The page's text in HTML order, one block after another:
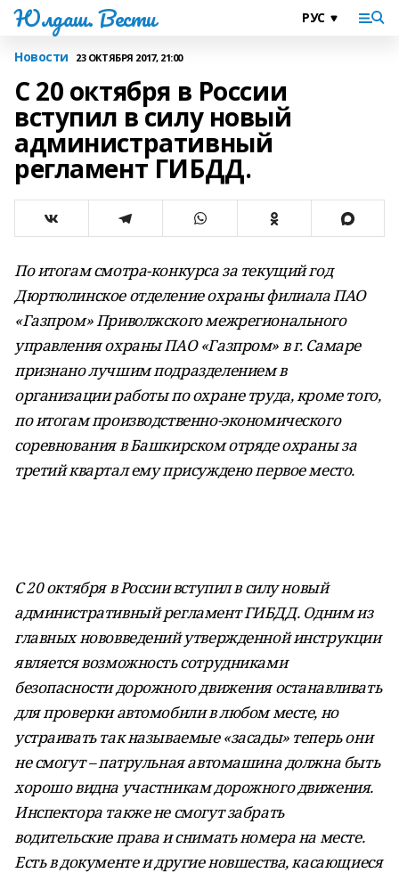
Юлдаш. Вести
Новости 23 ОКТЯБРЯ 2017, 21:00
С 20 октября в России
вступил в силу новый
административный
регламент ГИБДД.
По итогам смотра-конкурса за текущий год
Дюртюлинское отделение охраны филиала ПАО
«Газпром» Приволжского межрегионального
управления охраны ПАО «Газпром» в г. Самаре
признано лучшим подразделением в
организации работы по охране труда, кроме того,
по итогам производственно-экономического
соревнования в Башкирском отряде охраны за
третий квартал ему присуждено первое место.
С 20 октября в России вступил в силу новый
административный регламент ГИБДД. Одним из
главных нововведений утвержденной инструкции
является возможность сотрудниками
безопасности дорожного движения останавливать
для проверки автомобили в любом месте, но
устраивать так называемые «засады» теперь они
не смогут – патрульная автомашина должна быть
хорошо видна участникам дорожного движения.
Инспектора также не смогут забрать
водительские права и сниматьномера на месте.
Есть в документе и другие новшества, касающиеся